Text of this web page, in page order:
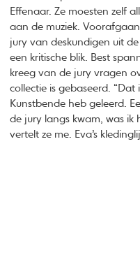
Effenaar. Ze moesten zelf
aan de muziek.
jury van deskundigen uit
een kritische blik. Best
kreeg van de jury vragen
collectie is gebaseerd.
Kunstbende heb geleerd.
de jury langs kwam, was ik
vertelt ze me. Eva’s